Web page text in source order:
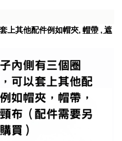
上其他配件例如帽夾, 帽帶 , 遮